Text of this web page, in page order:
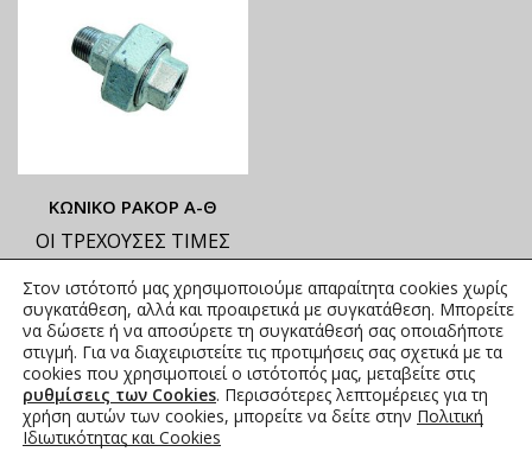
ΚΩΝΙΚΟ ΡΑΚΟΡ Α-Θ
ΟΙ ΤΡΕΧΟΥΣΕΣ ΤΙΜΕΣ
ΑΝΗΡΤΗΜΕΝΟ PDF
8,56€–153,02€ συμπ.
Φ.Π.Α.
Στον ιστότοπό μας χρησιμοποιούμε απαραίτητα cookies χωρίς
συγκατάθεση, αλλά και προαιρετικά με συγκατάθεση. Μπορείτε
να δώσετε ή να αποσύρετε τη συγκατάθεσή σας οποιαδήποτε
στιγμή. Για να διαχειριστείτε τις προτιμήσεις σας σχετικά με τα
cookies που χρησιμοποιεί ο ιστότοπός μας, μεταβείτε στις
ρυθμίσεις των Cookies. Περισσότερες λεπτομέρειες για τη
χρήση αυτών των cookies, μπορείτε να δείτε στην Πολιτική
Ιδιωτικότητας και Cookies